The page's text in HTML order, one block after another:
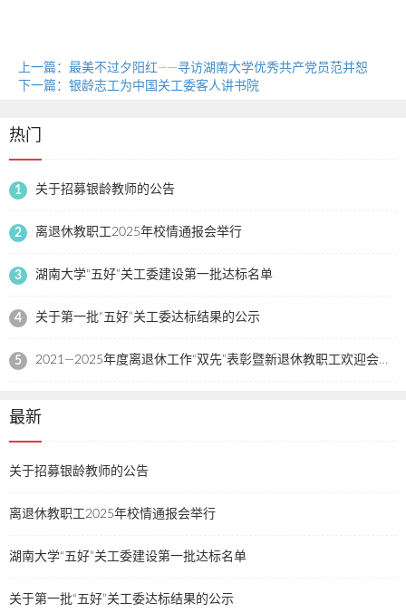
上一篇：最美不过夕阳红——寻访湖南大学优秀共产党员范并恕
下一篇：银龄志工为中国关工委客人讲书院
热门
1 关于招募银龄教师的公告
2 离退休教职工2025年校情通报会举行
3 湖南大学“五好”关工委建设第一批达标名单
4 关于第一批“五好”关工委达标结果的公示
5 2021—2025年度离退休工作“双先”表彰暨新退休教职工欢迎会举行
最新
关于招募银龄教师的公告
离退休教职工2025年校情通报会举行
湖南大学“五好”关工委建设第一批达标名单
关于第一批“五好”关工委达标结果的公示